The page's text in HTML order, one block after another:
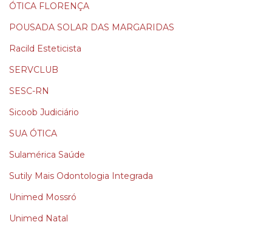
ÓTICA FLORENÇA
POUSADA SOLAR DAS MARGARIDAS
Racild Esteticista
SERVCLUB
SESC-RN
Sicoob Judiciário
SUA ÓTICA
Sulamérica Saúde
Sutily Mais Odontologia Integrada
Unimed Mossró
Unimed Natal